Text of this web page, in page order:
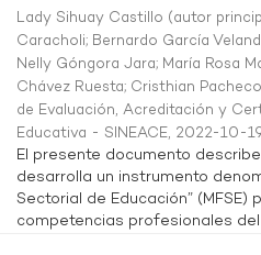
Lady Sihuay Castillo (autor
Caracholi; Bernardo García
Nelly Góngora Jara; María Rosa
Chávez Ruesta; Cristhian
de Evaluación, Acreditación y
Educativa - SINEACE, 2022-10-
El presente documento
desarrolla un instrumento
Sectorial de Educación”
competencias profesionales del